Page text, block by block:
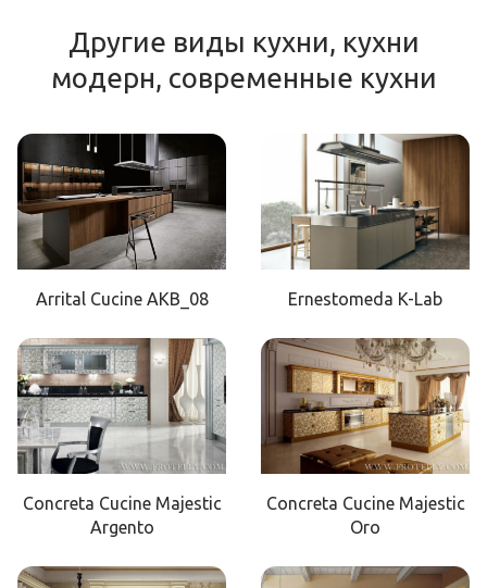
Другие виды кухни, кухни
модерн, современные кухни
Arrital Cucine AKB_08 Ernestomeda K-Lab
Concreta Cucine Majestic
Argento
Concreta Cucine Majestic
Oro